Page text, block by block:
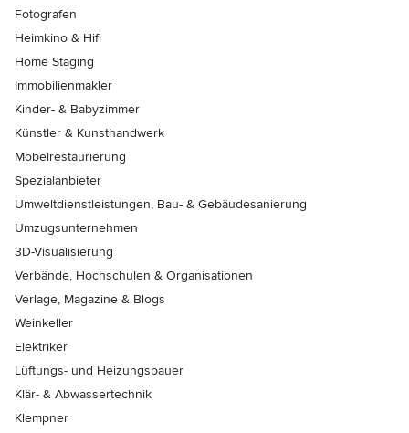
Fotografen
Heimkino & Hifi
Home Staging
Immobilienmakler
Kinder- & Babyzimmer
Künstler & Kunsthandwerk
Möbelrestaurierung
Spezialanbieter
Umweltdienstleistungen, Bau- & Gebäudesanierung
Umzugsunternehmen
3D-Visualisierung
Verbände, Hochschulen & Organisationen
Verlage, Magazine & Blogs
Weinkeller
Elektriker
Lüftungs- und Heizungsbauer
Klär- & Abwassertechnik
Klempner